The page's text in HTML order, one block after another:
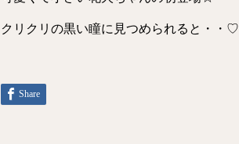
クリクリの黒い瞳に見つめられると・・♡
Share